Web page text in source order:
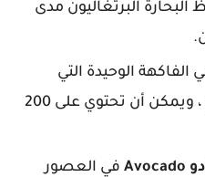
البرتغاليون مدى
الفاكهة الوحيدة التي
تحتوي على بذور من الخارج ، ويمكن أن تحتوي على 200
Avocado في العصور